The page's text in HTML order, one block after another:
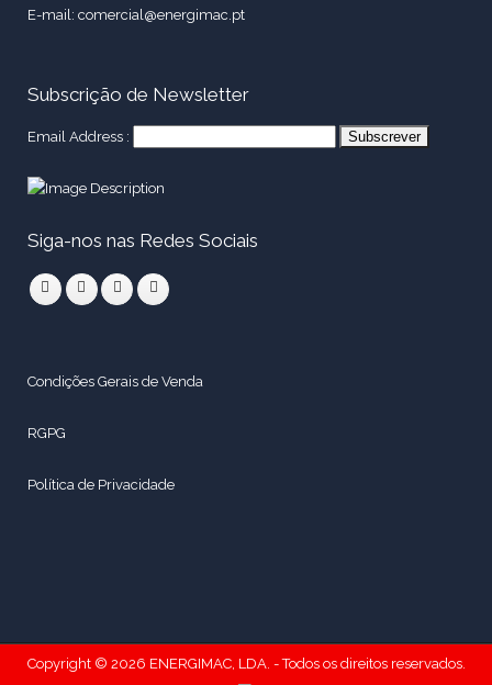
E-mail: comercial@energimac.pt
Subscrição de Newsletter
Email Address :
Siga-nos nas Redes Sociais
Condições Gerais de Venda
RGPG
Política de Privacidade
Copyright © 2026 ENERGIMAC, LDA. - Todos os direitos reservados.